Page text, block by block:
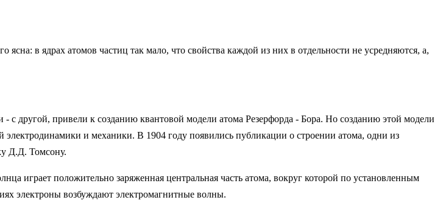
в ядрах атомов частиц так мало, что свойства каждой из них в отдельности не усредняются, а,
с другой, привели к созданию квантовой модели атома Резерфорда - Бора. Но созданию этой модели
электродинамики и механики. В 1904 году появились публикации о строении атома, одни из
Д.Д. Томсону.
играет положительно заряженная центральная часть атома, вокруг которой по установленным
электроны возбуждают электромагнитные волны.